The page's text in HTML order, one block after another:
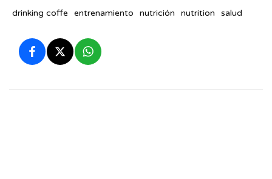
drinking coffe
entrenamiento nutrición nutrition salud